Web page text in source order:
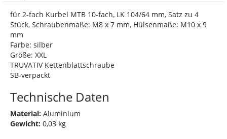
für 2-fach Kurbel MTB 10-fach, LK 104/64 mm, Satz zu 4
Stück, Schraubenmaße: M8 x 7 mm, Hülsenmaße: M10 x 9
mm
Farbe: silber
Größe: XXL
TRUVATIV Kettenblattschraube
SB-verpackt
Technische Daten
Material: Aluminium
Gewicht: 0,03 kg